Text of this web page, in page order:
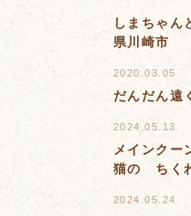
しまちゃん
県川崎市
2020.03.05
だんだん遠
2024.05.13
メインク
猫の ちく
2024.05.24